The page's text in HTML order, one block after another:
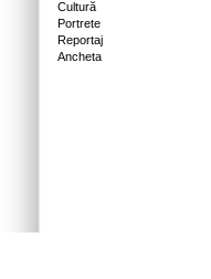
Cultură
Portrete
Reportaj
Ancheta